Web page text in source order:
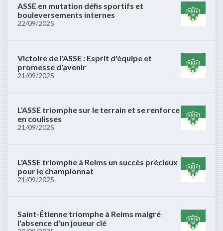
ASSE en mutation défis sportifs et
bouleversements internes
22/09/2025
Victoire de l'ASSE : Esprit d'équipe et
promesse d'avenir
21/09/2025
L'ASSE triomphe sur le terrain et se renforce
en coulisses
21/09/2025
L'ASSE triomphe à Reims un succès précieux
pour le championnat
21/09/2025
Saint-Étienne triomphe à Reims malgré
l'absence d'un joueur clé